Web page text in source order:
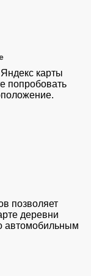
карты
попробовать
позволяет
деревни
автомобильным